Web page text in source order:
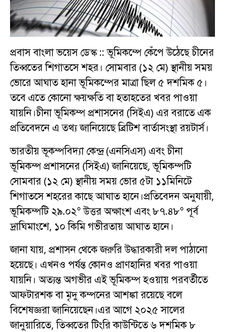
প্রবাস বাংলা ভয়েস ডেস্ক :: ভূমিকম্পে কেঁপে উঠেছে চীনের
তিব্বতের শিগাতসে শহর। সোমবার (১২ মে) স্থানীয় সময়
ভোরে আঘাত হানা ভূমিকম্পের মাত্রা ছিল ৫ দশমিক ৫।
তবে এতে কোনো ক্ষয়ক্ষতি বা হতাহতের খবর পাওয়া
যায়নি।চীনা ভূমিকম্প প্রশাসনের (সিইএ) এর বরাতে এক
প্রতিবেদনে এ তথ্য জানিয়েছে ব্রিটিশ বার্তাসংস্থা রয়টার্স।
ভারতীয় ভূকম্পবিদ্যা কেন্দ্র (এনসিএস) এবং চীনা
ভূমিকম্প প্রশাসনের (সিইএ) জানিয়েছে, ভূমিকম্পটি
সোমবার (১২ মে) স্থানীয় সময় ভোর ৫টা ১১মিনিটে
শিগাতসে শহরের কাছে আঘাত হানে।প্রতিবেদন অনুযায়ী,
ভূমিকম্পটি ২৯.০২° উত্তর অক্ষাংশ এবং ৮৭.৪৮° পূর্ব
দ্রাঘিমাংশে, ১০ কিমি গভীরতায় আঘাত হানে।
জানা যায়, প্রশাসন থেকে জরুরি উদ্ধারকারী দল পাঠানো
হয়েছে। এখনও পর্যন্ত কোনও প্রাণহানির খবর পাওয়া
যায়নি। অত্যন্ত অগভীর এই ভূমিকম্প হওয়ায় পরবর্তীতে
আফটারশক বা মৃদু কম্পনের আশঙ্কা রয়েছে বলে
বিশেষজ্ঞরা জানিয়েছেন।এর আগে ২০২৫ সালের
জানুয়ারিতে, তিব্বতের টিংরি কাউন্টিতে ৬ দশমিক ৮